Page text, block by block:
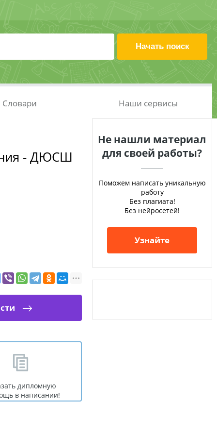
Словари Наши сервисы
- ДЮСШ
дипломную
в написании!
Не нашли материал
для своей работы?
Поможем написать уникальную
работу
Без плагиата!
Без нейросетей!
Узнайте